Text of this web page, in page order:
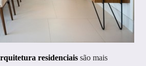
residenciais são mais